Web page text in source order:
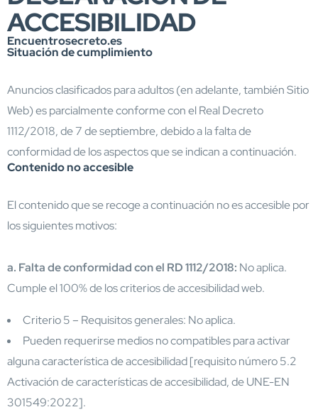
ACCESIBILIDAD
Encuentrosecreto.es
Situación de cumplimiento
Anuncios clasificados para adultos (en adelante, también Sitio
Web) es parcialmente conforme con el Real Decreto
1112/2018, de 7 de septiembre, debido a la falta de
conformidad de los aspectos que se indican a continuación.
Contenido no accesible
El contenido que se recoge a continuación no es accesible por
los siguientes motivos:
a. Falta de conformidad con el RD 1112/2018: No aplica.
Cumple el 100% de los criterios de accesibilidad web.
Criterio 5 – Requisitos generales: No aplica.
Pueden requerirse medios no compatibles para activar
alguna característica de accesibilidad [requisito número 5.2
Activación de características de accesibilidad, de UNE-EN
301549:2022].